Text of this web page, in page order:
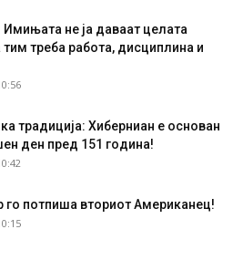
не ја даваат целата
тим треба работа, дисциплина и
традиција: Хиберниан е основан
ден пред 151 година!
го потпиша вториот Американец!